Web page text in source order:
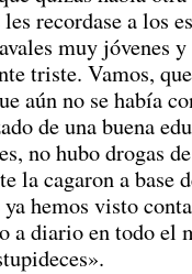
recordase a los
muy jóvenes y
triste. Vamos,
aún no se había
de una buena
no hubo drogas
la cagaron a base
hemos visto
a diario en todo el